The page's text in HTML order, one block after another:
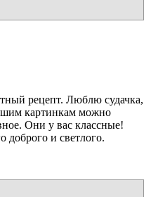
рецепт. Люблю судачка,
картинкам можно
Они у вас классные!
доброго и светлого.